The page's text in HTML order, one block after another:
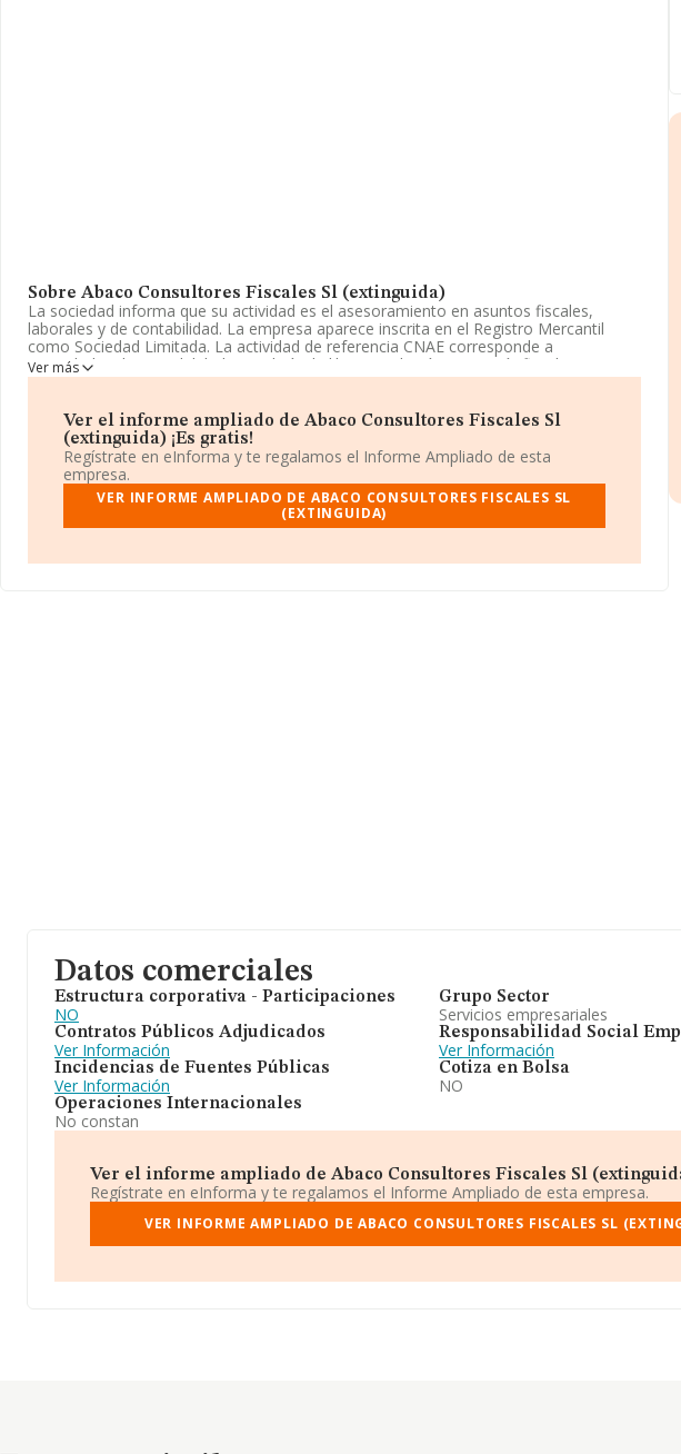
Sobre Abaco Consultores Fiscales Sl (extinguida)
La sociedad informa que su actividad es el asesoramiento en asuntos fiscales,
laborales y de contabilidad. La empresa aparece inscrita en el Registro Mercantil
como Sociedad Limitada. La actividad de referencia CNAE corresponde a
'Actividades de contabilidad, teneduría de libros, auditoría y asesoría fiscal', cuyo
Código es 6920. La sociedad no tiene actividad en mercados exteriores.
Su teléfono es 932008927.
La empresa españolaAbaco Consultores Fiscales S.L (extinguida), con número
de identificación fiscal B63730568, se encuentra en Calle Tavern núm. 34 2 3,
(08021), en el municipio de Barcelona, Cataluña.
En base a la información de la que dispone INFORMA sobre 56.819 compañías, la
facturación de ventas entre todas las compañías alcanza los 253 mil euros.
Ver más
Ver el informe ampliado de Abaco Consultores Fiscales Sl
(extinguida) ¡Es gratis!
Regístrate en eInforma y te regalamos el Informe Ampliado de esta
empresa.
VER INFORME AMPLIADO DE ABACO CONSULTORES FISCALES SL
(EXTINGUIDA)
Datos comerciales
Estructura corporativa - Participaciones
NO
Contratos Públicos Adjudicados
Ver Información
Incidencias de Fuentes Públicas
Ver Información
Operaciones Internacionales
No constan
Grupo Sector
Servicios empresariales
Responsabilidad Social
Ver Información
Cotiza en Bolsa
NO
Ver el informe ampliado de Abaco Consultores Fiscales Sl
Regístrate en eInforma y te regalamos el Informe Ampliado de esta empresa.
VER INFORME AMPLIADO DE ABACO CONSULTORES FISCALES SL